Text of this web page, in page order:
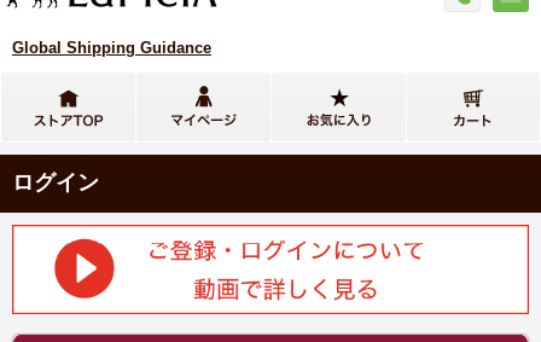
Global Shipping Guidance
ログイン